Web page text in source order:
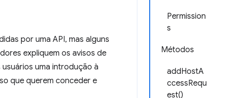
Permission
s
Métodos
addHostA
ccessRequ
est()
por uma API, mas alguns
expliquem os avisos de
uma introdução à
que querem conceder e